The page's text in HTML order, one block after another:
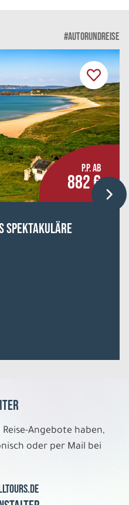
P.P. AB942 €
ANFRAGEN
#AUTORUNDREISE
P.P. AB
882 €
spektakuläre
Angebote haben,
oder per Mail bei